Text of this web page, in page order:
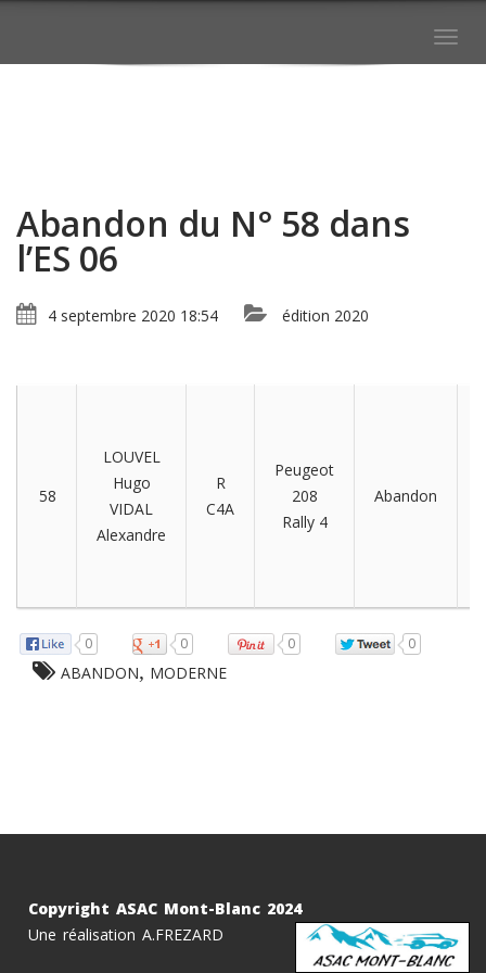
Abandon du N° 58 dans
l’ES 06
4 septembre 2020 18:54 édition 2020
58
LOUVEL
Hugo
VIDAL
Alexandre
R
C4A
Peugeot
208
Rally 4
Abandon
0 0 0 0
ABANDON, MODERNE
Copyright ASAC Mont-Blanc 2024
Une réalisation A.FREZARD